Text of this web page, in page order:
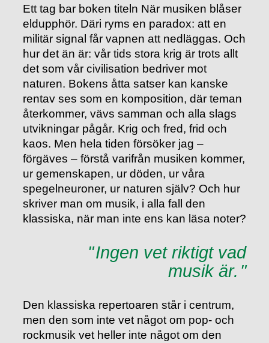
Ett tag bar boken titeln När musiken blåser
eldupphör. Däri ryms en paradox: att en
militär signal får vapnen att nedläggas. Och
hur det än är: vår tids stora krig är trots allt
det som vår civilisation bedriver mot
naturen. Bokens åtta satser kan kanske
rentav ses som en komposition, där teman
återkommer, vävs samman och alla slags
utvikningar pågår. Krig och fred, frid och
kaos. Men hela tiden försöker jag –
förgäves – förstå varifrån musiken kommer,
ur gemenskapen, ur döden, ur våra
spegelneuroner, ur naturen själv? Och hur
skriver man om musik, i alla fall den
klassiska, när man inte ens kan läsa noter?
Ingen vet riktigt vad
musik är.
Den klassiska repertoaren står i centrum,
men den som inte vet något om pop- och
rockmusik vet heller inte något om den